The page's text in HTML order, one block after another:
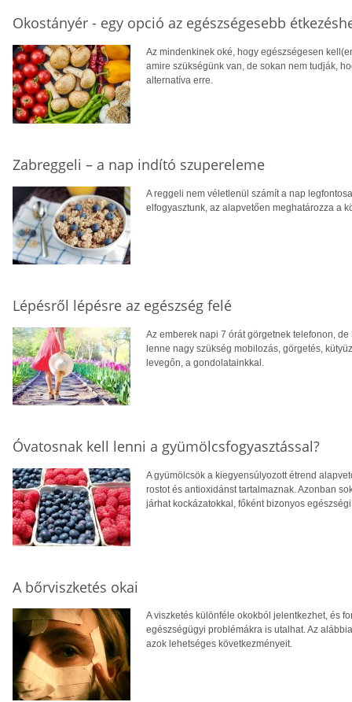
Okostányér - egy opció az egészségesebb
Az mindenkinek oké, hogy egészségesen
amire szükségünk van, de sokan nem tudják,
alternatíva erre.
Zabreggeli – a nap indító szupereleme
A reggeli nem véletlenül számít a nap
elfogyasztunk, az alapvetően meghatározza a
Lépésről lépésre az egészség felé
Az emberek napi 7 órát görgetnek telefonon,
lenne nagy szükség mobilozás, görgetés,
levegőn, a gondolatainkkal.
Óvatosnak kell lenni a gyümölcsfogyasztással?
A gyümölcsök a kiegyensúlyozott étrend
rostot és antioxidánst tartalmaznak. Azonban
járhat kockázatokkal, főként bizonyos
A bőrviszketés okai
A viszketés különféle okokból jelentkezhet, és
egészségügyi problémákra is utalhat. Az
azok lehetséges következményeit.